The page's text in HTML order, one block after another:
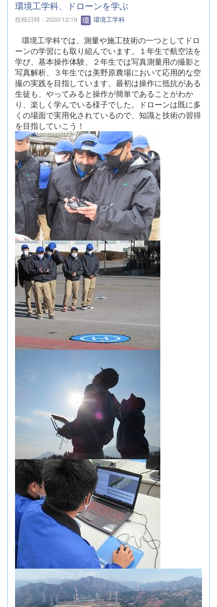
環境工学科、ドローンを学ぶ
投稿日時 : 2020/12/19 環境工学科
環境工学科では、測量や施工技術の一つとしてドロ
ーンの学習にも取り組んでいます。１年生で航空法を
学び、基本操作体験、２年生では写真測量用の撮影と
写真解析、３年生では美野原農場において応用的な空
撮の実践を目指しています。最初は操作に抵抗がある
生徒も、やってみると操作が簡単であることがわか
り、楽しく学んでいる様子でした。ドローンは既に多
くの場面で実用化されているので、知識と技術の習得
を目指していこう！